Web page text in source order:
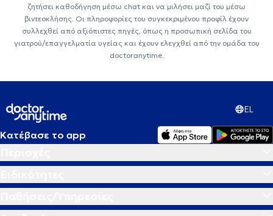
ζητήσει καθοδήγηση μέσω chat και να μιλήσει μαζί του μέσω
βιντεοκλήσης. Οι πληροφορίες του συγκεκριμένου προφίλ έχουν
συλλεχθεί από αξιόπιστες πηγές, όπως η προσωπική σελίδα του
γιατρού/επαγγελματία υγείας και έχουν ελεγχθεί από την ομάδα του
doctoranytime.
EL
Κατέβασε το app